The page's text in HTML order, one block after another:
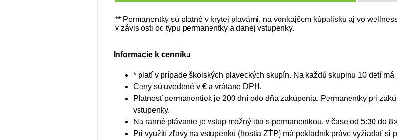
** Permanentky sú platné v krytej plavárni, na vonkajšom kúpalisku aj vo
v závislosti od typu permanentky a danej vstupenky.
Informácie k cenníku
* platí v prípade školských plaveckých skupín. Na každú skupinu 10 detí
Ceny sú uvedené v € a vrátane DPH.
Platnosť permanentiek je 200 dní odo dňa zakúpenia. Permanentky pri
vstupenky.
Na ranné plávanie je vstup možný iba s permanentkou, v čase od 5:30 do
Pri využití zľavy na vstupenku (hostia ZŤP) má pokladník právo vyžiadať si